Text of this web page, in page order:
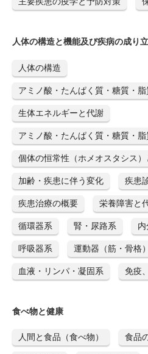
人体の構造と機能及び疾病の成り
人体の構造
アミノ酸・たんぱく質・糖質・
生体エネルギーと代謝
アミノ酸・たんぱく質・糖質・
個体の恒常性（ホメオスタシス
加齢・疾患に伴う変化 疾患
疾患治療の概要 栄養障害と
循環器系 腎・尿路系
呼吸器系 運動器（筋・骨格
血液・リンパ・凝固系 免疫
食べ物と健康
人間と食品（食べ物） 食品